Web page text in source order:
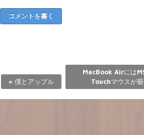
コメントを書く
« 僕とアップル
MacBook Airには
Touchマウスが